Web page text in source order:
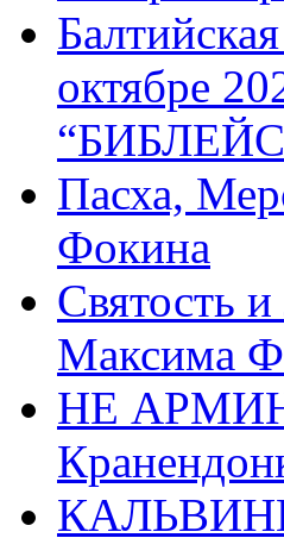
октябре
Пасха,
Фокина
Святость
Максима
НЕ